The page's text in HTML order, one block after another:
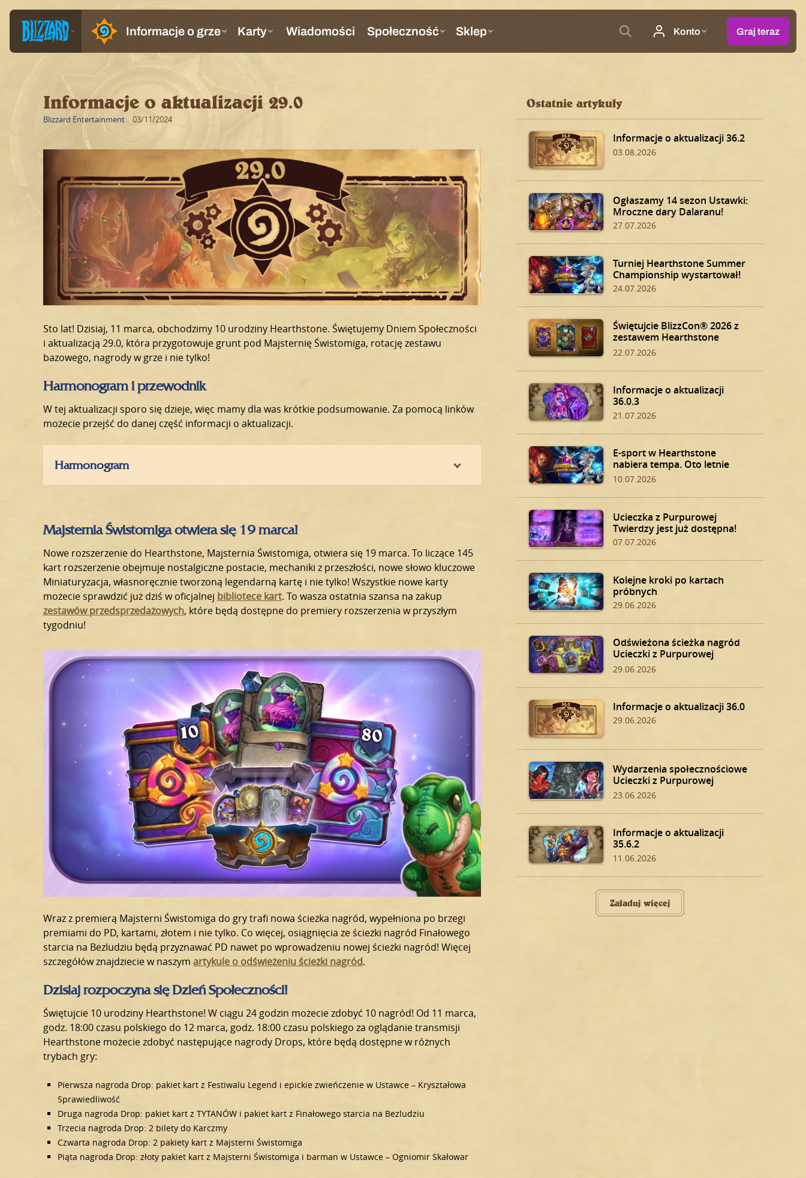
Informacje o aktualizacji 29.0
Blizzard Entertainment 03/11/2024
Sto lat! Dzisiaj, 11 marca, obchodzimy 10 urodziny Hearthstone. Świętujemy Dniem Społeczności
i aktualizacją 29.0, która przygotowuje grunt pod Majsternię Świstomiga, rotację zestawu
bazowego, nagrody w grze i nie tylko!
Harmonogram i przewodnik
W tej aktualizacji sporo się dzieje, więc mamy dla was krótkie podsumowanie. Za pomocą linków
możecie przejść do danej część informacji o aktualizacji.
Harmonogram
Majsternia Świstomiga otwiera się 19 marca!
Nowe rozszerzenie do Hearthstone, Majsternia Świstomiga, otwiera się 19 marca. To liczące 145
kart rozszerzenie obejmuje nostalgiczne postacie, mechaniki z przeszłości, nowe słowo kluczowe
Miniaturyzacja, własnoręcznie tworzoną legendarną kartę i nie tylko! Wszystkie nowe karty
możecie sprawdzić już dziś w oficjalnej bibliotece kart. To wasza ostatnia szansa na zakup
zestawów przedsprzedażowych, które będą dostępne do premiery rozszerzenia w przyszłym
tygodniu!
Wraz z premierą Majsterni Świstomiga do gry trafi nowa ścieżka nagród, wypełniona po brzegi
premiami do PD, kartami, złotem i nie tylko. Co więcej, osiągnięcia ze ścieżki nagród Finałowego
starcia na Bezludziu będą przyznawać PD nawet po wprowadzeniu nowej ścieżki nagród! Więcej
szczegółów znajdziecie w naszym artykule o odświeżeniu ścieżki nagród.
Dzisiaj rozpoczyna się Dzień Społeczności!
Świętujcie 10 urodziny Hearthstone! W ciągu 24 godzin możecie zdobyć 10 nagród! Od 11 marca,
godz. 18:00 czasu polskiego do 12 marca, godz. 18:00 czasu polskiego za oglądanie transmisji
Hearthstone możecie zdobyć następujące nagrody Drops, które będą dostępne w różnych
trybach gry:
Pierwsza nagroda Drop: pakiet kart z Festiwalu Legend i epickie zwieńczenie w Ustawce – Kryształowa
Sprawiedliwość
Druga nagroda Drop: pakiet kart z TYTANÓW i pakiet kart z Finałowego starcia na Bezludziu
Trzecia nagroda Drop: 2 bilety do Karczmy
Czwarta nagroda Drop: 2 pakiety kart z Majsterni Świstomiga
Piąta nagroda Drop: złoty pakiet kart z Majsterni Świstomiga i barman w Ustawce – Ogniomir Skałowar
Ostatnie artykuły
Informacje o aktualizacji 36.2
03.08.2026
Ogłaszamy 14 sezon Ustawki:
Mroczne dary Dalaranu!
27.07.2026
Turniej Hearthstone Summer
Championship wystartował!
24.07.2026
Świętujcie BlizzCon® 2026 z
zestawem Hearthstone
BlizzCon!
22.07.2026
Informacje o aktualizacji
36.0.3
21.07.2026
E-sport w Hearthstone
nabiera tempa. Oto letnie
play-offy!
10.07.2026
Ucieczka z Purpurowej
Twierdzy jest już dostępna!
07.07.2026
Kolejne kroki po kartach
próbnych
29.06.2026
Odświeżona ścieżka nagród
Ucieczki z Purpurowej
Twierdzy
29.06.2026
Informacje o aktualizacji 36.0
29.06.2026
Wydarzenia społecznościowe
Ucieczki z Purpurowej
Twierdzy
23.06.2026
Informacje o aktualizacji
35.6.2
11.06.2026
Załaduj więcej